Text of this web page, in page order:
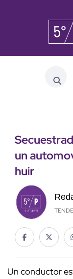
un
huir
Un conductor